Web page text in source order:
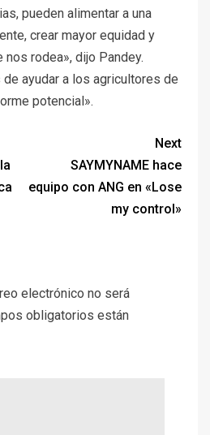
pueden alimentar a una
crear mayor equidad y
rodea», dijo Pandey.
ayudar a los agricultores de
potencial».
Next
SAYMYNAME hace
equipo con ANG en «Lose
my control»
electrónico no será
obligatorios están